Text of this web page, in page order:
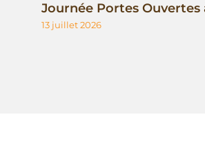
Journée Portes Ouvertes
13 juillet 2026